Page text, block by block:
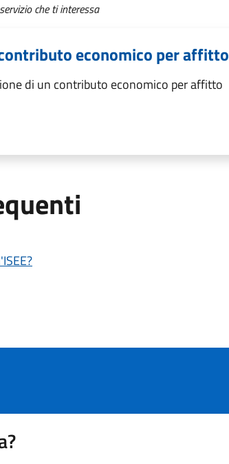
che ti interessa
economico per affitto
di un contributo economico per affitto